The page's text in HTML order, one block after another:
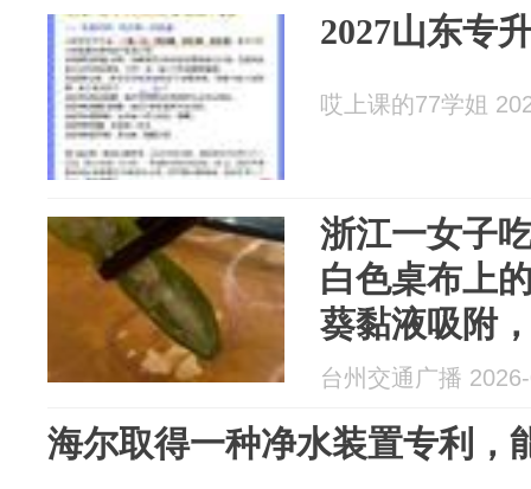
2027山东专
哎上课的77学姐
浙江一女子
白色桌布上
葵黏液吸附
友感叹：这
台州交通广播
海尔取得一种净水装置专利，